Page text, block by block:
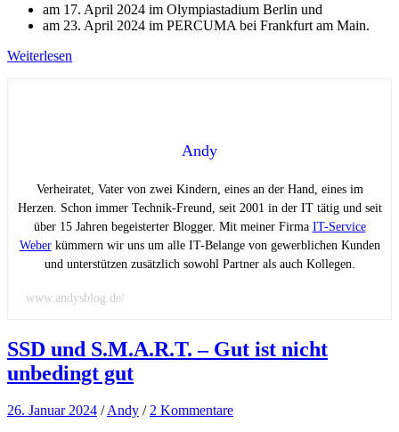
am 17. April 2024 im Olympiastadium Berlin und
am 23. April 2024 im PERCUMA bei Frankfurt am Main.
Weiterlesen
Andy
Verheiratet, Vater von zwei Kindern, eines an der Hand, eines im
Herzen. Schon immer Technik-Freund, seit 2001 in der IT tätig und seit
über 15 Jahren begeisterter Blogger. Mit meiner Firma IT-Service
Weberkümmern wir uns um alle IT-Belange von gewerblichen Kunden
und unterstützen zusätzlich sowohl Partner als auch Kollegen.
www.andysblog.de/
SSD und S.M.A.R.T. – Gut ist nicht
unbedingt gut
26. Januar 2024 /Andy /2 Kommentare